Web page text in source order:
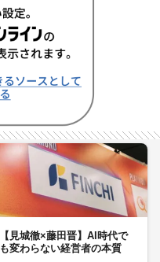
【見城徹×藤田晋】AI時代で
も変わらない経営者の本質